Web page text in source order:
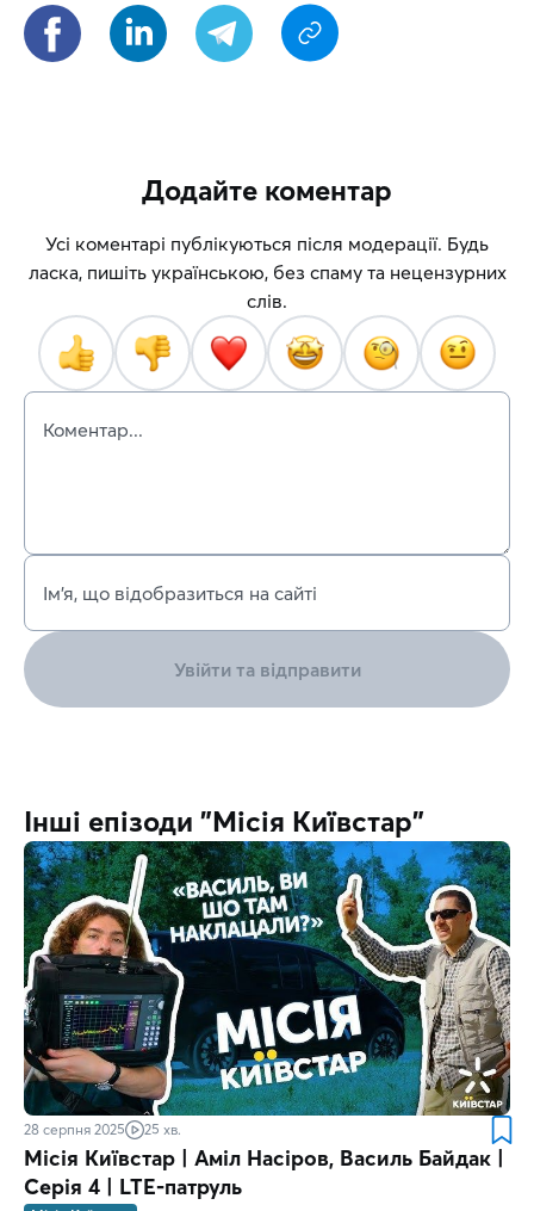
Додайте коментар
Усі коментарі публікуються після модерації. Будь
ласка, пишіть українською, без спаму та нецензурних
слів.
Коментар...
Ім’я, що відобразиться на сайті
Увійти та відправити
Інші епізоди "Місія Київстар"
28 серпня 2025 25 хв.
Місія Київстар | Аміл Насіров, Василь Байдак |
Серія 4 | LTE-патруль